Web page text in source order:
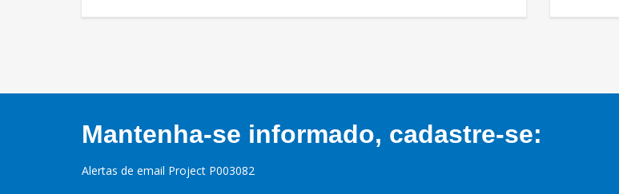
Mantenha-se informado, cadastre-se:
Alertas de email Project P003082